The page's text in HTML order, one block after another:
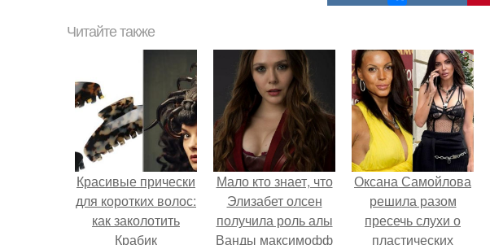
Читайте также
Красивые прически
для коротких волос:
как заколотить
Крабик
Мало кто знает, что
Элизабет олсен
получила роль алы
Ванды максимофф
Оксана Самойлова
решила разом
пресечь слухи о
пластических